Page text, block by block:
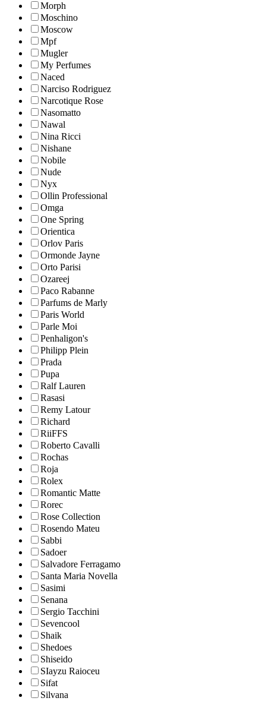
Morph
Moschino
Moscow
Mpf
Mugler
My Perfumes
Naced
Narciso Rodriguez
Narcotique Rose
Nasomatto
Nawal
Nina Ricci
Nishane
Nobile
Nude
Nyx
Ollin Professional
Omga
One Spring
Orientica
Orlov Paris
Ormonde Jayne
Orto Parisi
Ozareej
Paco Rabanne
Parfums de Marly
Paris World
Parle Moi
Penhaligon's
Philipp Plein
Prada
Pupa
Ralf Lauren
Rasasi
Remy Latour
Richard
RiiFFS
Roberto Cavalli
Rochas
Roja
Rolex
Romantic Matte
Rorec
Rose Collection
Rosendo Mateu
Sabbi
Sadoer
Salvadore Ferragamo
Santa Maria Novella
Sasimi
Senana
Sergio Tacchini
Sevencool
Shaik
Shedoes
Shiseido
SIayzu Raioceu
Sifat
Silvana